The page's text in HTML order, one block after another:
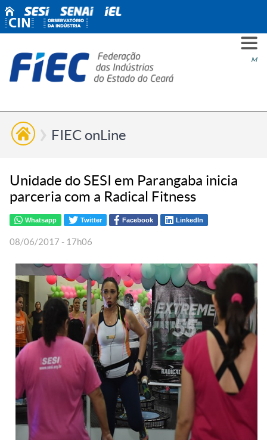
Menu
VOCÊ
ESG
NÓS
FIEC onLine
Unidade do SESI em Parangaba inicia
parceria com a Radical Fitness
Whatsapp Twitter Facebook LinkedIn
08/06/2017 - 17h06